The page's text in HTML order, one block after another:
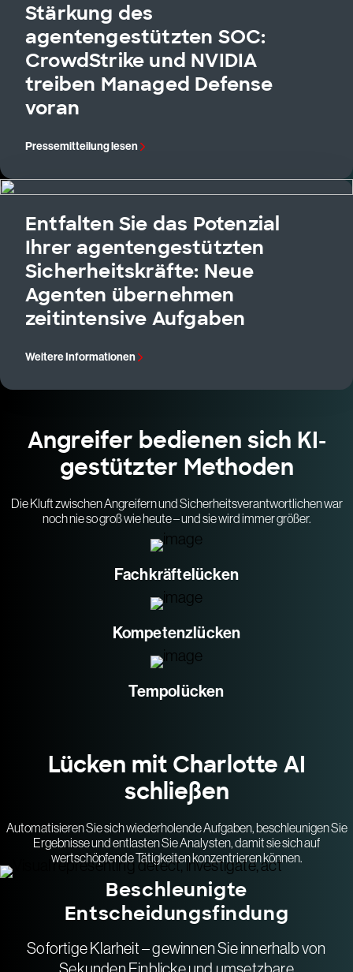
Stärkung des
agentengestützten SOC:
CrowdStrike und NVIDIA
treiben Managed Defense
voran
Pressemitteilung lesen
Entfalten Sie das Potenzial
Ihrer agentengestützten
Sicherheitskräfte: Neue
Agenten übernehmen
zeitintensive Aufgaben
Weitere Informationen
Angreifer bedienen sich KI-
gestützter Methoden
Die Kluft zwischen Angreifern und Sicherheitsverantwortlichen war
noch nie so groß wie heute – und sie wird immer größer.
Fachkräftelücken
Kompetenzlücken
Tempolücken
Lücken mit Charlotte AI
schließen
Automatisieren Sie sich wiederholende Aufgaben, beschleunigen Sie
Ergebnisse und entlasten Sie Analysten, damit sie sich auf
wertschöpfende Tätigkeiten konzentrieren können.
Beschleunigte
Entscheidungsfindung
Sofortige Klarheit – gewinnen Sie innerhalb von